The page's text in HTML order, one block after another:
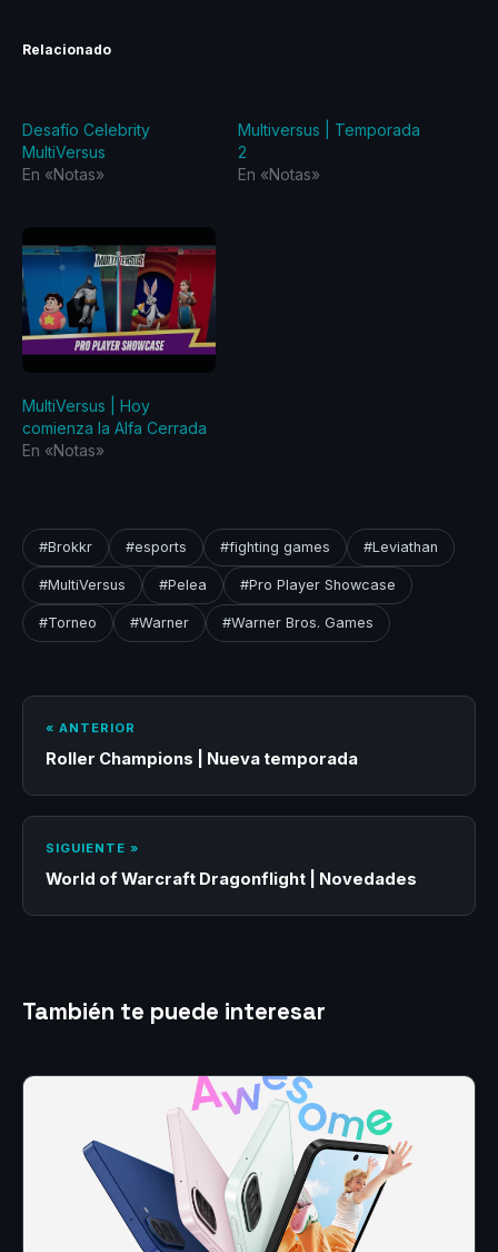
Relacionado
Desafío Celebrity
MultiVersus
En «Notas»
Multiversus | Temporada
2
En «Notas»
MultiVersus | Hoy
comienza la Alfa Cerrada
En «Notas»
#Brokkr #esports #fighting games #Leviathan
#MultiVersus #Pelea #Pro Player Showcase
#Torneo #Warner #Warner Bros. Games
« ANTERIOR
Roller Champions | Nueva temporada
SIGUIENTE »
World of Warcraft Dragonflight | Novedades
También te puede interesar